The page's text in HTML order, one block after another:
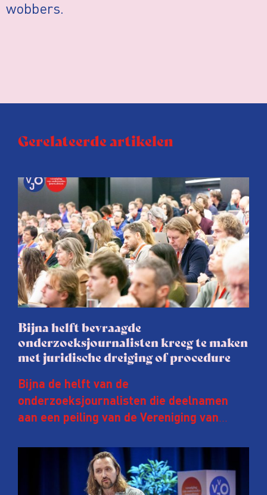
wobbers.
Gerelateerde artikelen
Bijna helft bevraagde
onderzoeksjournalisten kreeg te maken
met juridische dreiging of procedure
Bijna de helft van de
onderzoeksjournalisten die deelnamen
aan een peiling van de Vereniging van
afgelopen twee jaar te maken met
juridische dreiging of een juridische
procedure rond het eigen werk. Dat kost